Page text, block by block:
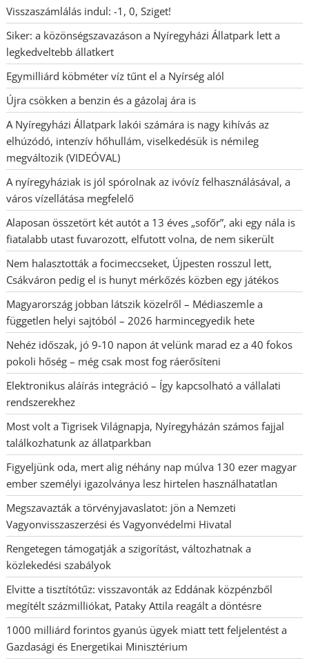
Visszaszámlálás indul: -1, 0, Sziget!
Siker: a közönségszavazáson a Nyíregyházi Állatpark lett a
legkedveltebb állatkert
Egymilliárd köbméter víz tűnt el a Nyírség alól
Újra csökken a benzin és a gázolaj ára is
A Nyíregyházi Állatpark lakói számára is nagy kihívás az
elhúzódó, intenzív hőhullám, viselkedésük is némileg
megváltozik (VIDEÓVAL)
A nyíregyháziak is jól spórolnak az ivóvíz felhasználásával, a
város vízellátása megfelelő
Alaposan összetört két autót a 13 éves „sofőr”, aki egy nála is
fiatalabb utast fuvarozott, elfutott volna, de nem sikerült
Nem halasztották a focimeccseket, Újpesten rosszul lett,
Csákváron pedig el is hunyt mérkőzés közben egy játékos
Magyarország jobban látszik közelről – Médiaszemle a
független helyi sajtóból – 2026 harmincegyedik hete
Nehéz időszak, jó 9-10 napon át velünk marad ez a 40 fokos
pokoli hőség – még csak most fog ráerősíteni
Elektronikus aláírás integráció – Így kapcsolható a vállalati
rendszerekhez
Most volt a Tigrisek Világnapja, Nyíregyházán számos fajjal
találkozhatunk az állatparkban
Figyeljünk oda, mert alig néhány nap múlva 130 ezer magyar
ember személyi igazolványa lesz hirtelen használhatatlan
Megszavazták a törvényjavaslatot: jön a Nemzeti
Vagyonvisszaszerzési és Vagyonvédelmi Hivatal
Rengetegen támogatják a szigorítást, változhatnak a
közlekedési szabályok
Elvitte a tisztítótűz: visszavonták az Eddának közpénzből
megítélt százmilliókat, Pataky Attila reagált a döntésre
1000 milliárd forintos gyanús ügyek miatt tett feljelentést a
Gazdasági és Energetikai Minisztérium